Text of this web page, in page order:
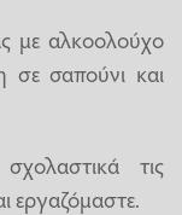
με αλκοολούχο
σε σαπούνι και
τις
εργαζόμαστε.